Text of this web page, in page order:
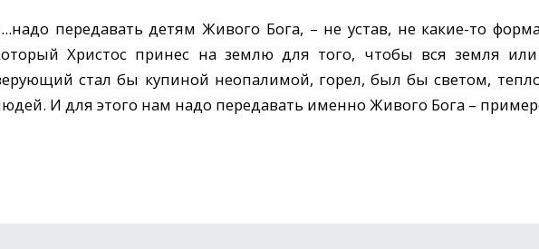
передавать детям Живого Бога, – не устав, не какие-то
Христос принес на землю для того, чтобы вся земля
стал бы купиной неопалимой, горел, был бы светом,
И для этого нам надо передавать именно Живого Бога –